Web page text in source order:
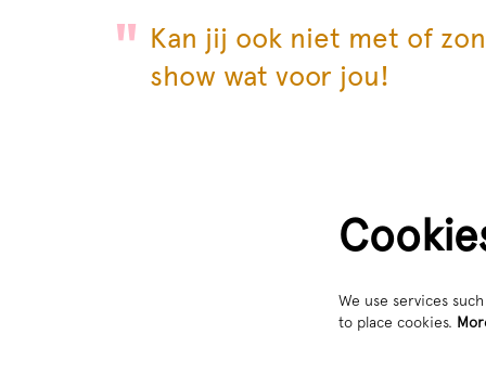
Kan jij ook niet met of
show wat voor jou!
We use services
to place cookies.